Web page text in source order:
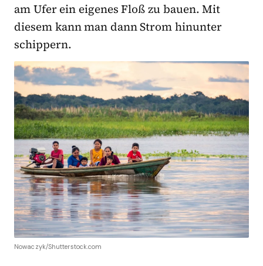
am Ufer ein eigenes Floß zu bauen. Mit
diesem kann man dann Strom hinunter
schippern.
Nowaczyk/Shutterstock.com